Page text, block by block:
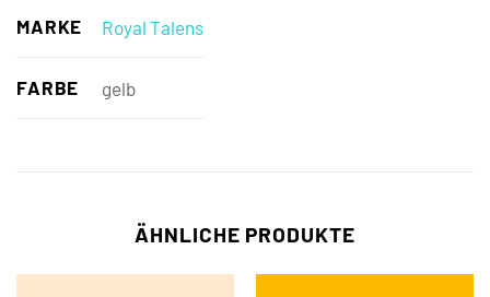
MARKE Royal Talens
FARBE gelb
ÄHNLICHE PRODUKTE